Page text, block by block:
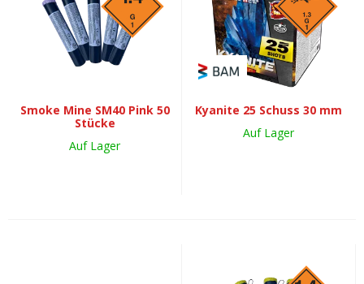
Smoke Mine SM40 Pink 50
Stücke
Auf Lager
Kyanite 25 Schuss 30 mm
Auf Lager